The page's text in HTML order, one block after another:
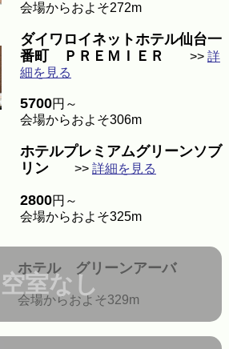
会場からおよそ272m
ダイワロイネットホテル仙台一
番町 ＰＲＥＭＩＥＲ
>> 詳
細を見る
5700円～
会場からおよそ306m
ホテルプレミアムグリーンソブ
リン >> 詳細を見る
2800円～
会場からおよそ325m
空室なし
ホテル グリーンアーバ
会場からおよそ329m